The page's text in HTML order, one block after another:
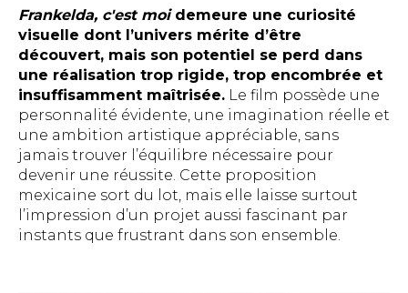
Frankelda, c'est moidemeure une curiosité
visuelle dont l’univers mérite d’être
découvert, mais son potentiel se perd dans
une réalisation trop rigide, trop encombrée et
insuffisamment maîtrisée. Le film possède une
personnalité évidente, une imagination réelle et
une ambition artistique appréciable, sans
jamais trouver l’équilibre nécessaire pour
devenir une réussite. Cette proposition
mexicaine sort du lot, mais elle laisse surtout
l’impression d’un projet aussi fascinant par
instants que frustrant dans son ensemble.